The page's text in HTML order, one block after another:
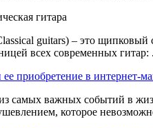
guitars) – это
всех современных гитар:
приобретение в интернет-
самых важных событий в
которое